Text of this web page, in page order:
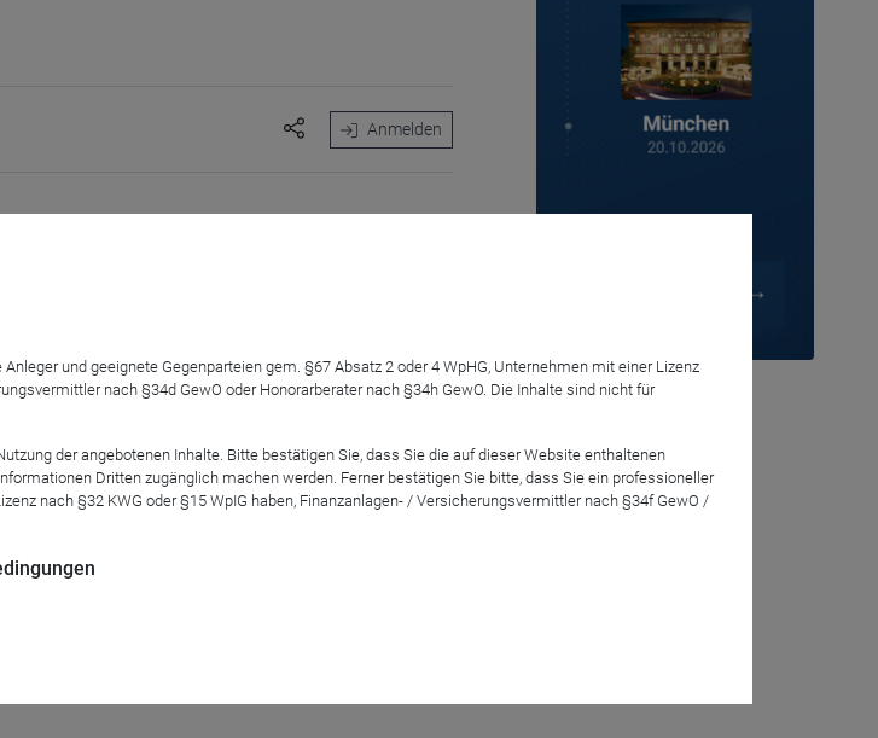
Anmelden
Englisch, Deutsch, Italienisch und
Sprache teilzunehmen.
Monate in den wichtigsten Anlageklassen
und geeignete Gegenparteien gem. §67 Absatz 2 oder 4 WpHG, Unternehmen mit einer Lizenz
nach §34d GewO oder Honorarberater nach §34h GewO. Die Inhalte sind nicht für
der angebotenen Inhalte. Bitte bestätigen Sie, dass Sie die auf dieser Website enthaltenen
Dritten zugänglich machen werden. Ferner bestätigen Sie bitte, dass Sie ein professioneller
nach §32 KWG oder §15 WpIG haben, Finanzanlagen- / Versicherungsvermittler nach §34f GewO /